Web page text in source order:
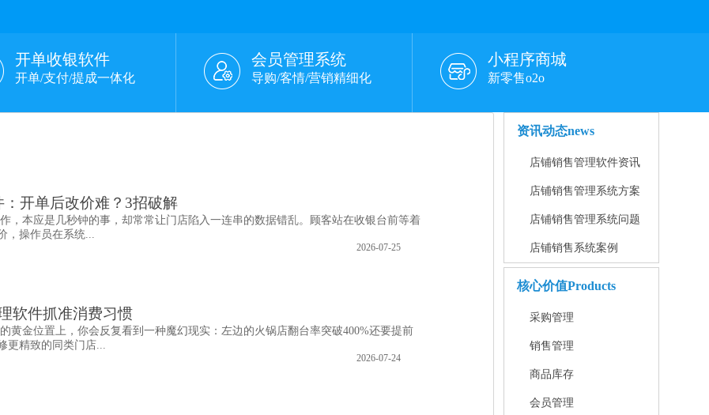
开单收银软件
开单/支付/提成一体化
会员管理系统
导购/客情/营销精细化
小程序商城
新零售o2o
资讯动态news
店铺销售管理软件资讯
店铺销售管理系统方案
店铺销售管理系统问题
店铺销售系统案例
核心价值Products
采购管理
销售管理
商品库存
会员管理
开单后改价难？3招破解
，本应是几秒钟的事，却常常让门店陷入一连串的数据错乱。顾客站在收银台前等着
，操作员在系统...
2026-07-25
软件抓准消费习惯
黄金位置上，你会反复看到一种魔幻现实：左边的火锅店翻台率突破400%还要提前
更精致的同类门店...
2026-07-24